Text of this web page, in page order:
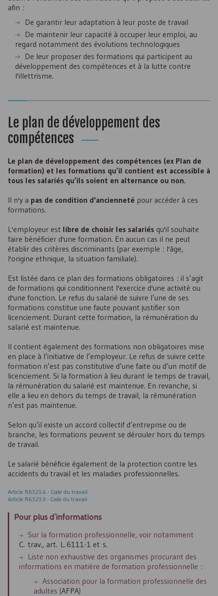
afin :
De garantir leur adaptation à leur poste de travail
De maintenir leur capacité à occuper leur emploi, au
regard notamment des évolutions technologiques
De leur proposer des formations qui participent au
développement des compétences et à la lutte contre
l'illettrisme.
Le plan de développement des
compétences
Le plan de développement des compétences (ex Plan de
formation) et les formations qu’il contient est accessible à
tous les salariés qu’ils soient en alternance ou non.
Il n'y a pas de condition d'ancienneté pour accéder à ces
formations.
L'employeur est libre de choisir les salariés qu'il souhaite
faire bénéficier d'une formation. En aucun cas il ne peut
établir des critères discriminants (par exemple : l'âge,
l'origine ethnique, la situation familiale).
Est listée dans ce plan des formations obligatoires : il s’agit
de formations qui conditionnent l'exercice d'une activité ou
d'une fonction. Le refus du salarié de suivre l’une de ses
formations constitue une faute pouvant justifier son
licenciement. Durant cette formation, la rémunération du
salarié est maintenue.
Il contient également des formations non obligatoires mise
en place à l’initiative de l’employeur. Le refus de suivre cette
formation n’est pas constitutive d’une faite ou d’un motif de
licenciement. Si la formation à lieu durant le temps de travail,
la rémunération du salarié est maintenue. En revanche, si
elle a lieu en dehors du temps de travail, la rémunération
n’est pas maintenue.
Selon qu’il existe un accord collectif d’entreprise ou de
branche, les formations peuvent se dérouler hors du temps
de travail.
Le salarié bénéficie également de la protection contre les
accidents du travail et les maladies professionnelles.
Article R6321-4 - Code du travail
Article R6323-3 - Code du travail
Pour plus d’informations
Sur la formation professionnelle, voir notamment
C. trav., art. L. 6111-1 et s.
Liste non exhaustive des organismes procurant des
informations en matière de formation professionnelle :
Association pour la formation professionnelle des
adultes (AFPA)